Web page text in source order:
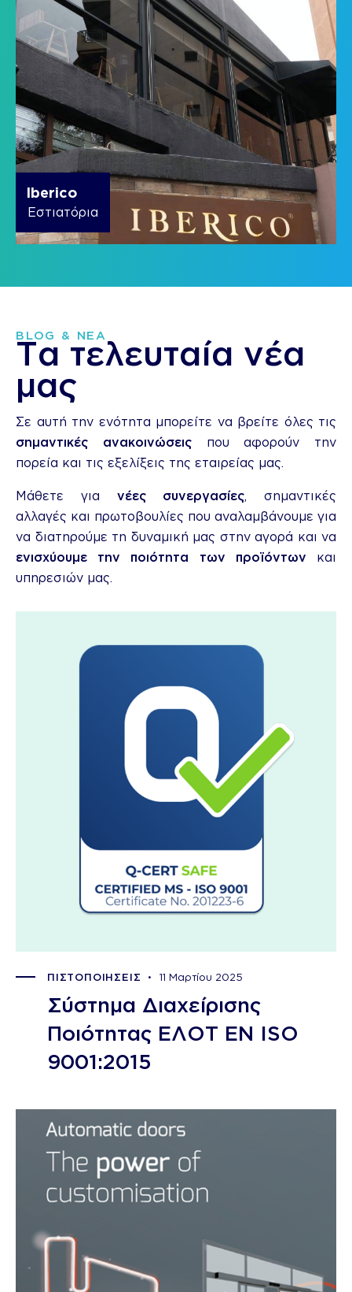
Iberico
Εστιατόρια
BLOG & ΝΕΑ
Τα τελευταία νέα
μας
Σε αυτή την ενότητα μπορείτε να βρείτε όλες τις
σημαντικές ανακοινώσειςπου αφορούν την
πορεία και τις εξελίξεις της εταιρείας μας.
Μάθετε για νέες συνεργασίες, σημαντικές
αλλαγές και πρωτοβουλίες που αναλαμβάνουμε για
να διατηρούμε τη δυναμική μας στην αγορά και να
ενισχύουμε την ποιότητα των προϊόντων και
υπηρεσιών μας.
ΠΙΣΤΟΠΟΙΗΣΕΙΣ 11 Μαρτίου 2025
Σύστημα Διαχείρισης
Ποιότητας ΕΛΟΤ EN ISO
9001:2015